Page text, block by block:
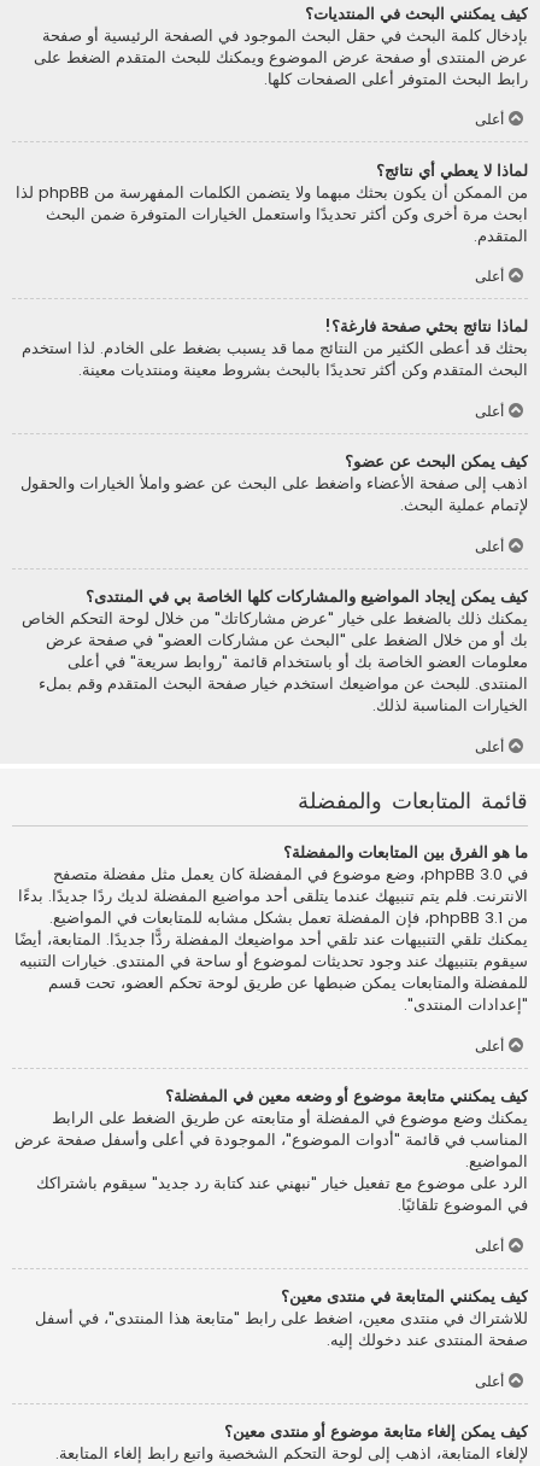
كيف يمكنني البحث في المنتديات؟
بإدخال كلمة البحث في حقل البحث الموجود في الصفحة الرئيسية أو صفحة
عرض المنتدى أو صفحة عرض الموضوع ويمكنك للبحث المتقدم الضغط على
رابط البحث المتوفر أعلى الصفحات كلها.
أعلى
لماذا لا يعطي أي نتائج؟
من الممكن أن يكون بحثك مبهما ولا يتضمن الكلمات المفهرسة من phpBB لذا
ابحث مرة أخرى وكن أكثر تحديدًا واستعمل الخيارات المتوفرة ضمن البحث
المتقدم.
أعلى
لماذا نتائج بحثي صفحة فارغة؟!
بحثك قد أعطى الكثير من النتائج مما قد يسبب بضغط على الخادم. لذا استخدم
البحث المتقدم وكن أكثر تحديدًا بالبحث بشروط معينة ومنتديات معينة.
أعلى
كيف يمكن البحث عن عضو؟
اذهب إلى صفحة الأعضاء واضغط على البحث عن عضو واملأ الخيارات والحقول
لإتمام عملية البحث.
أعلى
كيف يمكن إيجاد المواضيع والمشاركات كلها الخاصة بي في المنتدى؟
يمكنك ذلك بالضغط على خيار "عرض مشاركاتك" من خلال لوحة التحكم الخاص
بك أو من خلال الضغط على "البحث عن مشاركات العضو" في صفحة عرض
معلومات العضو الخاصة بك أو باستخدام قائمة "روابط سريعة" في أعلى
المنتدى. للبحث عن مواضيعك استخدم خيار صفحة البحث المتقدم وقم بملء
الخيارات المناسبة لذلك.
أعلى
قائمة المتابعات والمفضلة
ما هو الفرق بين المتابعات والمفضلة؟
في phpBB 3.0، وضع موضوع في المفضلة كان يعمل مثل مفضلة متصفح
الانترنت. فلم يتم تنبيهك عندما يتلقى أحد مواضيع المفضلة لديك ردًا جديدًا. بدءًا
من phpBB 3.1، فإن المفضلة تعمل بشكل مشابه للمتابعات في المواضيع.
يمكنك تلقي التنبيهات عند تلقي أحد مواضيعك المفضلة ردًّا جديدًا. المتابعة، أيضًا
سيقوم بتنبيهك عند وجود تحديثات لموضوع أو ساحة في المنتدى. خيارات التنبيه
للمفضلة والمتابعات يمكن ضبطها عن طريق لوحة تحكم العضو، تحت قسم
"إعدادات المنتدى".
أعلى
كيف يمكنني متابعة موضوع أو وضعه معين في المفضلة؟
يمكنك وضع موضوع في المفضلة أو متابعته عن طريق الضغط على الرابط
المناسب في قائمة "أدوات الموضوع"، الموجودة في أعلى وأسفل صفحة عرض
المواضيع.
الرد على موضوع مع تفعيل خيار "نبهني عند كتابة رد جديد" سيقوم باشتراكك
في الموضوع تلقائيًا.
أعلى
كيف يمكنني المتابعة في منتدى معين؟
للاشتراك في منتدى معين، اضغط على رابط "متابعة هذا المنتدى"، في أسفل
صفحة المنتدى عند دخولك إليه.
أعلى
كيف يمكن إلغاء متابعة موضوع أو منتدى معين؟
لإلغاء المتابعة، اذهب إلى لوحة التحكم الشخصية واتبع رابط إلغاء المتابعة.